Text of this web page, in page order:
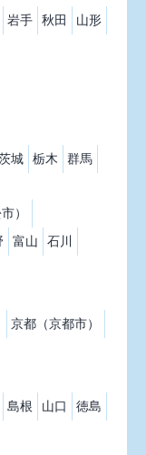
岩手 秋田
山形
城 栃木 群馬
）
富山
石川
京都（京都市）
島根 山口
徳島